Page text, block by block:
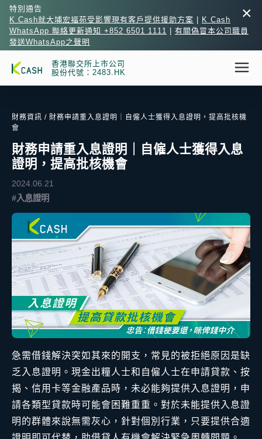
×
特別通告
K Cash就大埔宏福苑受影響現有客戶提供援助方案
K Cash
WhatsApp 聯絡更新通知 +852 6501 1111
有關偽冒本公司職員
發送WhatsApp之聲明
香港聯交所上市公司
股份代號：2483.HK
財務資訊 / 財務申請重入息證明｜自僱人士獲得入息證明，提高批核機
會
財務申請重入息證明｜自僱人士獲得入息
證明，提高批核機會
2024.06.21
#入息證明
急需借錢解決突如其來的開支，常見的被拒絕原因是缺
乏入息證明。現金出糧人士和自僱人士在申請貸款、按
揭、信用卡等金融產品時，未必能夠提供入息證明，申
請各類型貸款時可能會困難重重。對於未能提供入息證
明的群體來說無需灰心，針對個別行業，只要提供合適